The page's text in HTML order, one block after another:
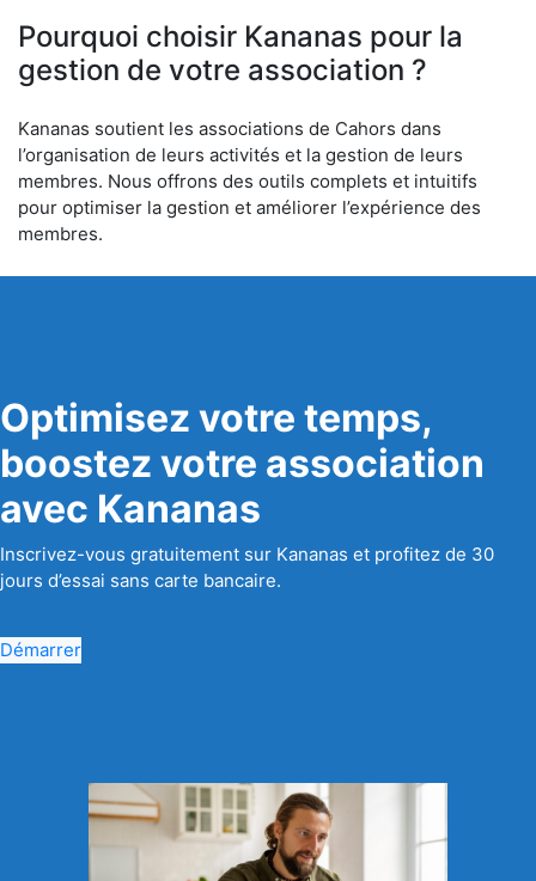
Pourquoi choisir Kananas pour la
gestion de votre association ?
Kananas soutient les associations de Cahors dans
l’organisation de leurs activités et la gestion de leurs
membres. Nous offrons des outils complets et intuitifs
pour optimiser la gestion et améliorer l’expérience des
membres.
Optimisez votre temps,
boostez votre association
avec Kananas
Inscrivez-vous gratuitement sur Kananas et profitez de 30
jours d’essai sans carte bancaire.
Démarrer